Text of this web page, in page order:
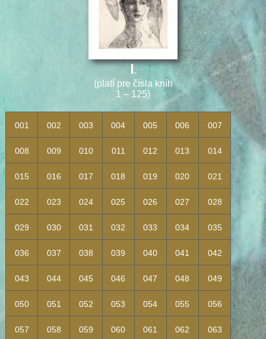
I.
(platí pre čísla kníh
1 – 125)
001 002 003 004 005 006 007
008 009 010 011 012 013 014
015 016 017 018 019 020 021
022 023 024 025 026 027 028
029 030 031 032 033 034 035
036 037 038 039 040 041 042
043 044 045 046 047 048 049
050 051 052 053 054 055 056
057 058 059 060 061 062 063